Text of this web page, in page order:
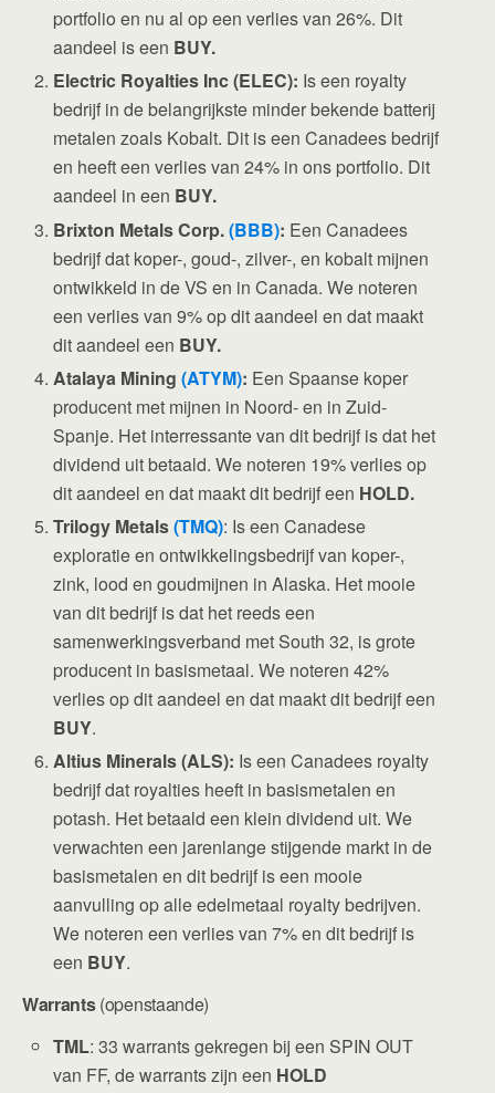
portfolio en nu al op een verlies van 26%. Dit
aandeel is een BUY.
Electric Royalties Inc (ELEC): Is een royalty
bedrijf in de belangrijkste minder bekende batterij
metalen zoals Kobalt. Dit is een Canadees bedrijf
en heeft een verlies van 24% in ons portfolio. Dit
aandeel in een BUY.
Brixton Metals Corp.(BBB): Een Canadees
bedrijf dat koper-, goud-, zilver-, en kobalt mijnen
ontwikkeld in de VS en in Canada. We noteren
een verlies van 9% op dit aandeel en dat maakt
dit aandeel een BUY.
Atalaya Mining(ATYM): Een Spaanse koper
producent met mijnen in Noord- en in Zuid-
Spanje. Het interressante van dit bedrijf is dat het
dividend uit betaald. We noteren 19% verlies op
dit aandeel en dat maakt dit bedrijf een HOLD.
Trilogy Metals(TMQ): Is een Canadese
exploratie en ontwikkelingsbedrijf van koper-,
zink, lood en goudmijnen in Alaska. Het mooie
van dit bedrijf is dat het reeds een
samenwerkingsverband met South 32, is grote
producent in basismetaal. We noteren 42%
verlies op dit aandeel en dat maakt dit bedrijf een
BUY.
Altius Minerals (ALS): Is een Canadees royalty
bedrijf dat royalties heeft in basismetalen en
potash. Het betaald een klein dividend uit. We
verwachten een jarenlange stijgende markt in de
basismetalen en dit bedrijf is een mooie
aanvulling op alle edelmetaal royalty bedrijven.
We noteren een verlies van 7% en dit bedrijf is
een BUY.
Warrants(openstaande)
TML: 33 warrants gekregen bij een SPIN OUT
van FF, de warrants zijn een HOLD